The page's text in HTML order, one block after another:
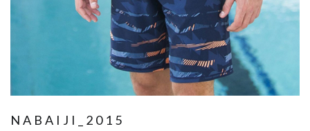
NABAIJI_2015